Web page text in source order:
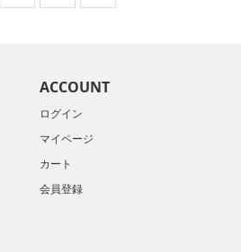
ACCOUNT
ログイン
マイページ
カート
会員登録